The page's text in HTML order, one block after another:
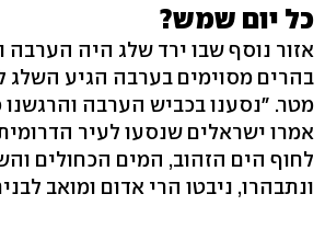
כל יום שמש?
אזור נוסף שבו ירד שלג היה הערבה
בהרים מסוימים בערבה הגיע השלג
מטר. "נסענו בכביש הערבה והרגשנו
אמרו ישראלים שנסעו לעיר
לחוף הים הזהוב, המים הכחולים
ונתבהרו, ניבטו הרי אדום ומואב